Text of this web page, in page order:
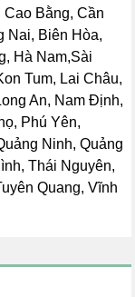
Bằng, Cần
Nai, Biên Hòa,
Hà Nam,Sài
Tum, Lai Châu,
An, Nam Định,
Phú Yên,
Ninh, Quảng
Thái Nguyên,
Quang, Vĩnh